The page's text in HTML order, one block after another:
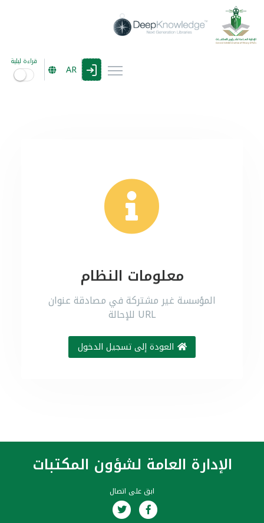
AR
قراءة ليلية
معلومات النظام
المؤسسة غير مشتركة في مصادقة عنوان
URL للإحالة
العودة إلى تسجيل الدخول
الإدارة العامة لشؤون المكتبات
ابق على اتصال